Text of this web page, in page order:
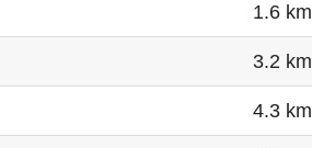
1.6 km
3.2 km
4.3 km